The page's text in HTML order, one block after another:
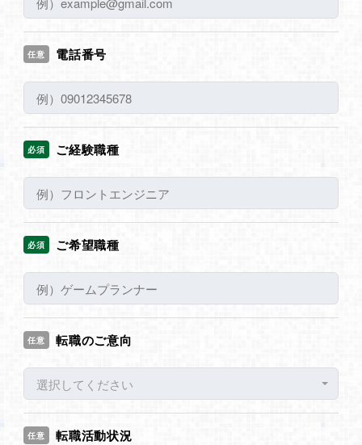
任意 電話番号
必須 ご経験職種
必須 ご希望職種
任意 転職のご意向
選択してください
任意 転職活動状況